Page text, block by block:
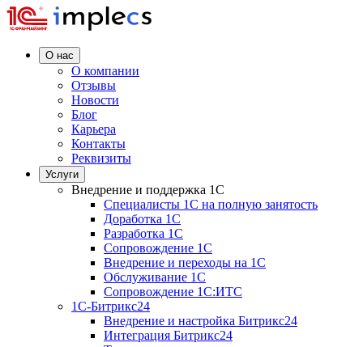
О нас
О компании
Отзывы
Новости
Блог
Карьера
Контакты
Реквизиты
Услуги
Внедрение и поддержка 1C
Специалисты 1C на полную занятость
Доработка 1C
Разработка 1C
Сопровождение 1C
Внедрение и переходы на 1C
Обслуживание 1C
Сопровождение 1C:ИТС
1С-Битрикс24
Внедрение и настройка Битрикс24
Интеграция Битрикс24